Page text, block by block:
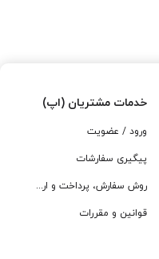
خدمات مشتریان (اپ)
ورود / عضویت
پیگیری سفارشات
روش سفارش، پرداخت و ارسال
قوانین و مقررات